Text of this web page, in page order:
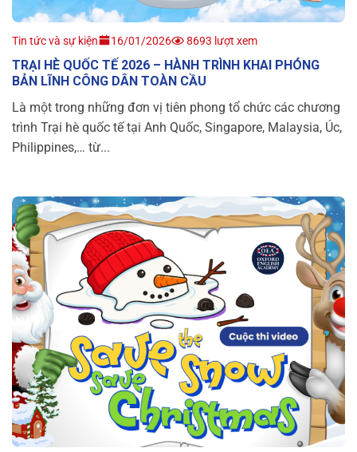
Tin tức và sự kiện 16/01/2026 8693 lượt xem
TRẠI HÈ QUỐC TẾ 2026 – HÀNH TRÌNH KHAI PHÓNG
BẢN LĨNH CÔNG DÂN TOÀN CẦU
Là một trong những đơn vị tiên phong tổ chức các chương
trình Trại hè quốc tế tại Anh Quốc, Singapore, Malaysia, Úc,
Philippines,… từ...